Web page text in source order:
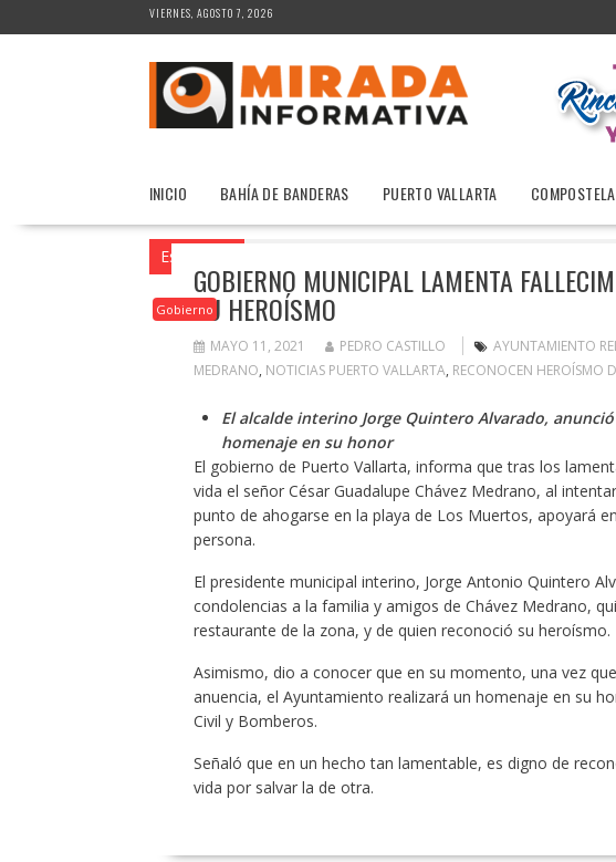
al
VIERNES, AGOSTO 7, 2026
INICIO BAHÍA DE BANDERAS PUERTO VALLARTA COMPOSTELA
Estás aquí Gobierno
Gobierno
GOBIERNO MUNICIPAL LAMENTA
SU HEROÍSMO
MAYO 11, 2021 PEDRO CASTILLO AYUNTAMIENTO
MEDRANO, NOTICIAS PUERTO VALLARTA, RECONOCEN HEROÍSMO
El alcalde interino Jorge Quintero Alvarado,
homenaje en su honor
El gobierno de Puerto Vallarta, informa que tras los
vida el señor César Guadalupe Chávez Medrano, al
punto de ahogarse en la playa de Los Muertos, apoyará
persona.
El presidente municipal interino, Jorge Antonio Quintero
condolencias a la familia y amigos de Chávez Medrano,
restaurante de la zona, y de quien reconoció su heroísmo.
Asimismo, dio a conocer que en su momento, una vez
anuencia, el Ayuntamiento realizará un homenaje en su
Civil y Bomberos.
Señaló que en un hecho tan lamentable, es digno de
vida por salvar la de otra.